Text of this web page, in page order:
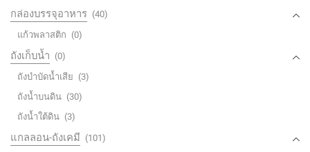
กล่องบรรจุอาหาร (40)
แก้วพลาสติก (0)
ถังเก็บน้ำ (0)
ถังบำบัดน้ำเสีย (3)
ถังน้ำบนดิน (30)
ถังน้ำใต้ดิน (3)
แกลลอน-ถังเคมี (101)